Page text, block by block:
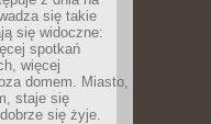
się takie
się widoczne:
spotkań
więcej
domem. Miasto,
staje się
się żyje.